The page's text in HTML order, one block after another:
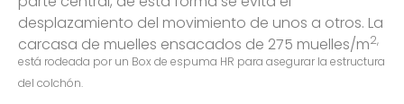
desplazamiento del movimiento de unos a otros. La
carcasa de muelles ensacados de 275 muelles/m2,
está rodeada por un Box de espuma HR para asegurar la estructura
del colchón.